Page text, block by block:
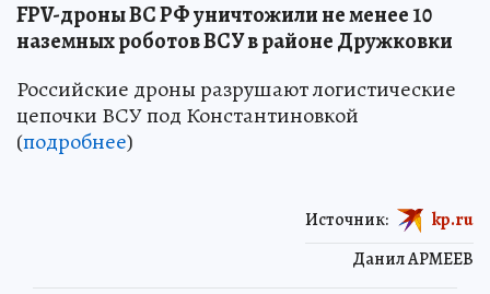
FPV-дроны ВС РФ уничтожили не менее 10
наземных роботов ВСУ в районе Дружковки
Российские дроны разрушают логистические
цепочки ВСУ под Константиновкой
(подробнее)
Данил АРМЕЕВ
Источник: kp.ru